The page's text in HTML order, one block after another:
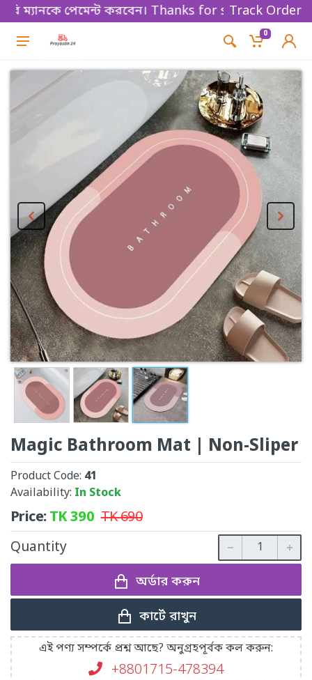
পেমেন্ট করবেন। Thanks for shopping!Track Order
0
Magic Bathroom Mat | Non-Sliper
Product Code: 41
Availability: In Stock
Price:TK390 TK690
Quantity
অর্ডার করুন
কার্টে রাখুন
এই পণ্য সম্পর্কে প্রশ্ন আছে? অনুগ্রহপূর্বক কল করুন:
+8801715-478394